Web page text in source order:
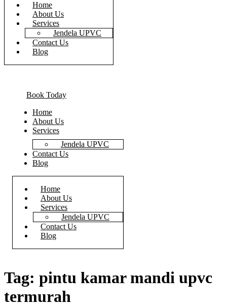
Home
About Us
Services
Jendela UPVC
Contact Us
Blog
Book Today
Home
About Us
Services
Jendela UPVC
Contact Us
Blog
Home
About Us
Services
Jendela UPVC
Contact Us
Blog
Tag: pintu kamar mandi upvc
termurah